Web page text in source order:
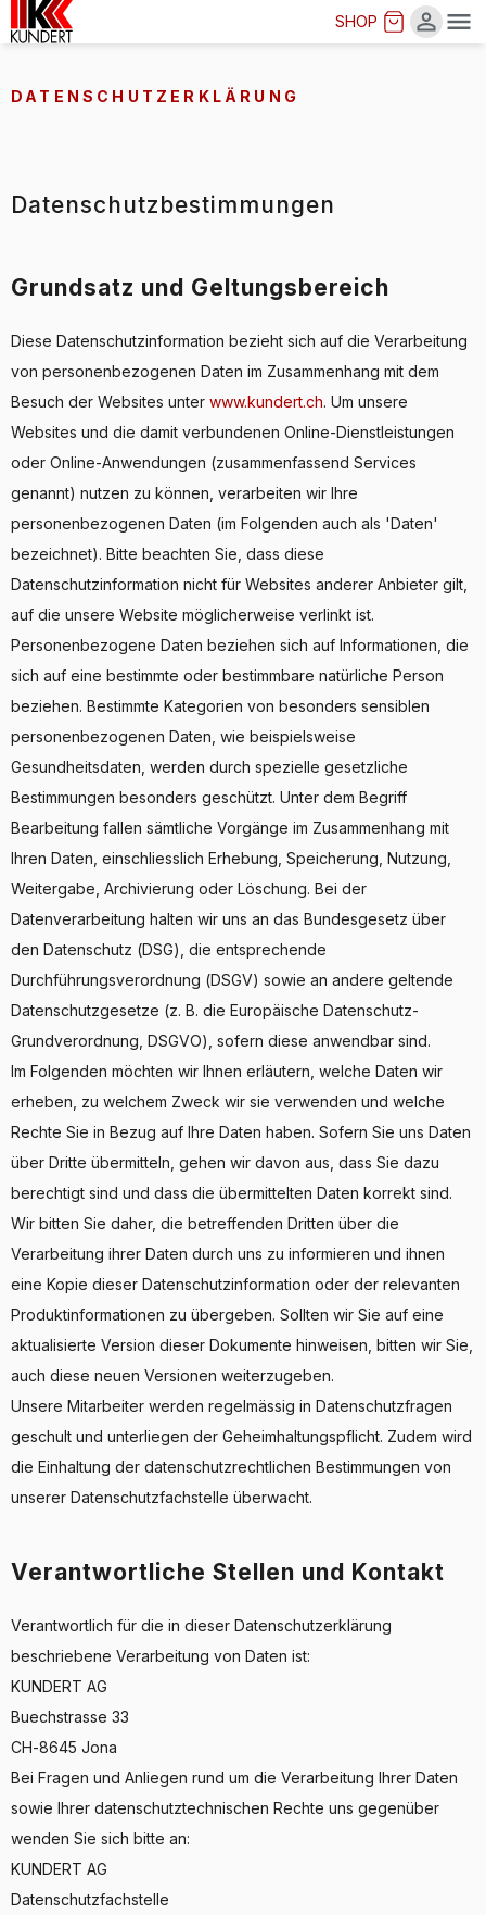
SHOP
DATENSCHUTZERKLÄRUNG
Datenschutzbestimmungen
Grundsatz und Geltungsbereich
Diese Datenschutzinformation bezieht sich auf die Verarbeitung
von personenbezogenen Daten im Zusammenhang mit dem
Besuch der Websites unter www.kundert.ch. Um unsere
Websites und die damit verbundenen Online-Dienstleistungen
oder Online-Anwendungen (zusammenfassend Services
genannt) nutzen zu können, verarbeiten wir Ihre
personenbezogenen Daten (im Folgenden auch als 'Daten'
bezeichnet). Bitte beachten Sie, dass diese
Datenschutzinformation nicht für Websites anderer Anbieter gilt,
auf die unsere Website möglicherweise verlinkt ist.
Personenbezogene Daten beziehen sich auf Informationen, die
sich auf eine bestimmte oder bestimmbare natürliche Person
beziehen. Bestimmte Kategorien von besonders sensiblen
personenbezogenen Daten, wie beispielsweise
Gesundheitsdaten, werden durch spezielle gesetzliche
Bestimmungen besonders geschützt. Unter dem Begriff
Bearbeitung fallen sämtliche Vorgänge im Zusammenhang mit
Ihren Daten, einschliesslich Erhebung, Speicherung, Nutzung,
Weitergabe, Archivierung oder Löschung. Bei der
Datenverarbeitung halten wir uns an das Bundesgesetz über
den Datenschutz (DSG), die entsprechende
Durchführungsverordnung (DSGV) sowie an andere geltende
Datenschutzgesetze (z. B. die Europäische Datenschutz-
Grundverordnung, DSGVO), sofern diese anwendbar sind.
Im Folgenden möchten wir Ihnen erläutern, welche Daten wir
erheben, zu welchem Zweck wir sie verwenden und welche
Rechte Sie in Bezug auf Ihre Daten haben. Sofern Sie uns Daten
über Dritte übermitteln, gehen wir davon aus, dass Sie dazu
berechtigt sind und dass die übermittelten Daten korrekt sind.
Wir bitten Sie daher, die betreffenden Dritten über die
Verarbeitung ihrer Daten durch uns zu informieren und ihnen
eine Kopie dieser Datenschutzinformation oder der relevanten
Produktinformationen zu übergeben. Sollten wir Sie auf eine
aktualisierte Version dieser Dokumente hinweisen, bitten wir Sie,
auch diese neuen Versionen weiterzugeben.
Unsere Mitarbeiter werden regelmässig in Datenschutzfragen
geschult und unterliegen der Geheimhaltungspflicht. Zudem wird
die Einhaltung der datenschutzrechtlichen Bestimmungen von
unserer Datenschutzfachstelle überwacht.
Verantwortliche Stellen und Kontakt
Verantwortlich für die in dieser Datenschutzerklärung
beschriebene Verarbeitung von Daten ist:
KUNDERT AG
Buechstrasse 33
CH-8645 Jona
Bei Fragen und Anliegen rund um die Verarbeitung Ihrer Daten
sowie Ihrer datenschutztechnischen Rechte uns gegenüber
wenden Sie sich bitte an:
KUNDERT AG
Datenschutzfachstelle